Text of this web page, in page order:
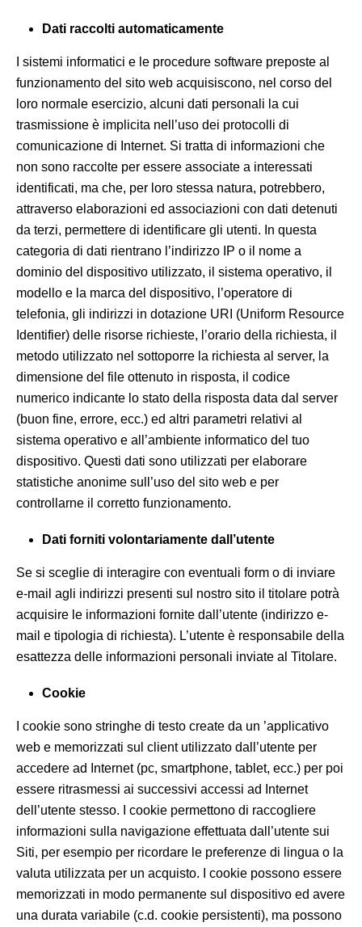
Dati raccolti automaticamente
I sistemi informatici e le procedure software preposte al
funzionamento del sito web acquisiscono, nel corso del
loro normale esercizio, alcuni dati personali la cui
trasmissione è implicita nell’uso dei protocolli di
comunicazione di Internet. Si tratta di informazioni che
non sono raccolte per essere associate a interessati
identificati, ma che, per loro stessa natura, potrebbero,
attraverso elaborazioni ed associazioni con dati detenuti
da terzi, permettere di identificare gli utenti. In questa
categoria di dati rientrano l’indirizzo IP o il nome a
dominio del dispositivo utilizzato, il sistema operativo, il
modello e la marca del dispositivo, l’operatore di
telefonia, gli indirizzi in dotazione URI (Uniform Resource
Identifier) delle risorse richieste, l’orario della richiesta, il
metodo utilizzato nel sottoporre la richiesta al server, la
dimensione del file ottenuto in risposta, il codice
numerico indicante lo stato della risposta data dal server
(buon fine, errore, ecc.) ed altri parametri relativi al
sistema operativo e all’ambiente informatico del tuo
dispositivo. Questi dati sono utilizzati per elaborare
statistiche anonime sull’uso del sito web e per
controllarne il corretto funzionamento.
Dati forniti volontariamente dall’utente
Se si sceglie di interagire con eventuali form o di inviare
e-mail agli indirizzi presenti sul nostro sito il titolare potrà
acquisire le informazioni fornite dall’utente (indirizzo e-
mail e tipologia di richiesta). L’utente è responsabile della
esattezza delle informazioni personali inviate al Titolare.
Cookie
I cookie sono stringhe di testo create da un ’applicativo
web e memorizzati sul client utilizzato dall’utente per
accedere ad Internet (pc, smartphone, tablet, ecc.) per poi
essere ritrasmessi ai successivi accessi ad Internet
dell’utente stesso. I cookie permettono di raccogliere
informazioni sulla navigazione effettuata dall’utente sui
Siti, per esempio per ricordare le preferenze di lingua o la
valuta utilizzata per un acquisto. I cookie possono essere
memorizzati in modo permanente sul dispositivo ed avere
una durata variabile (c.d. cookie persistenti), ma possono